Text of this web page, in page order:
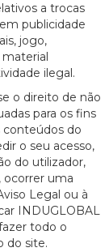
a trocas
publicidade
jogo,
ilegal.
o direito de não
para os fins
conteúdos do
o seu acesso,
do utilizador,
ocorrer uma
Legal ou à
INDUGLOBAL
todo o
do site.